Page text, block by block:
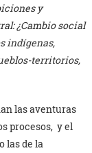
y
¿Cambio social
indígenas,
territorios,
las aventuras
procesos, y el
las de la